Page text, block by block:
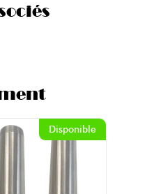
Disponible